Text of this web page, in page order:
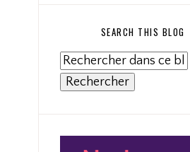
SEARCH THIS BLOG